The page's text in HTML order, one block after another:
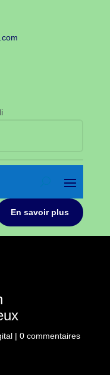
En savoir plus
| 0 commentaires